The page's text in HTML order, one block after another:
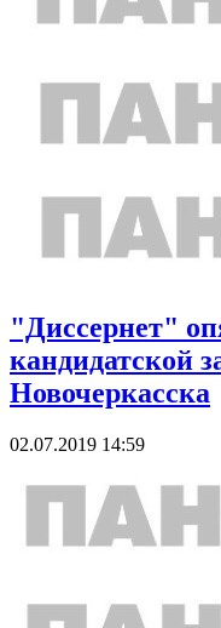
"Диссернет"
кандидатской
Новочеркасска
02.07.2019 14:59